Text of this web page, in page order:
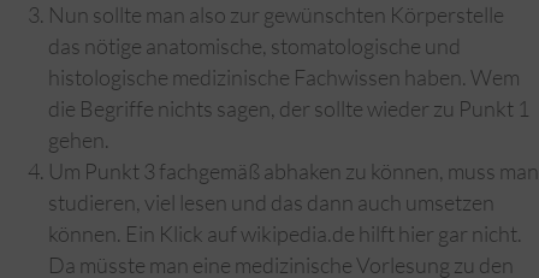
Nun sollte man also zur gewünschten Körperstelle
das nötige anatomische, stomatologische und
histologische medizinische Fachwissen haben. Wem
die Begriffe nichts sagen, der sollte wieder zu Punkt 1
gehen.
Um Punkt 3 fachgemäß abhaken zu können, muss man
studieren, viel lesen und das dann auch umsetzen
können. Ein Klick auf wikipedia.de hilft hier gar nicht.
Da müsste man eine medizinische Vorlesung zu den